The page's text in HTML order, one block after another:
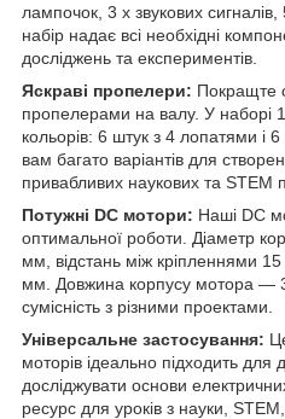
лампочок, 3 x звукових
набір надає всі необхідні
досліджень та експериментів.
Яскраві пропелери: Покращте
пропелерами на валу. У наборі
кольорів: 6 штук з 4 лопатями і
вам багато варіантів для
привабливих наукових та STEM
Потужні DC мотори: Наші DC
оптимальної роботи. Діаметр
мм, відстань між кріпленнями
мм. Довжина корпусу мотора —
сумісність з різними проектами.
Універсальне застосування:
моторів ідеально підходить для
досліджувати основи
ресурс для уроків з науки,